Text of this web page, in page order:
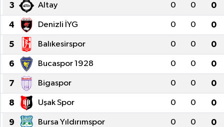
3 Altay 0 0 0
4 Denizli İYG 0 0 0
5 Balıkesirspor 0 0 0
6 Bucaspor 1928 0 0 0
7 Bigaspor 0 0 0
8 Uşak Spor 0 0 0
9 Bursa Yıldırımspor 0 0 0